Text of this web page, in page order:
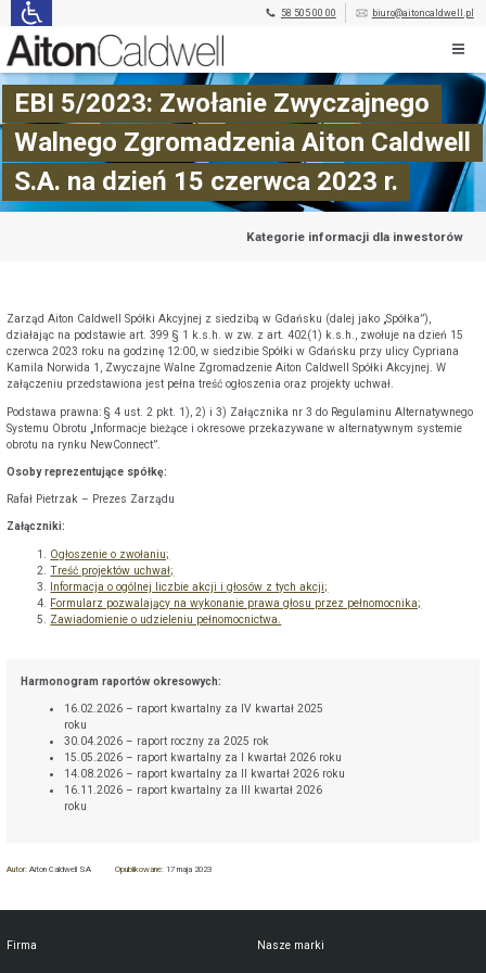
58 505 00 00 biuro@aitoncaldwell.pl
EBI 5/2023: Zwołanie Zwyczajnego
Walnego Zgromadzenia Aiton Caldwell
S.A. na dzień 15 czerwca 2023 r.
Kategorie informacji dla inwestorów
Zarząd Aiton Caldwell Spółki Akcyjnej z siedzibą w Gdańsku (dalej jako „Spółka”),
działając na podstawie art. 399 § 1 k.s.h. w zw. z art. 402(1) k.s.h., zwołuje na dzień 15
czerwca 2023 roku na godzinę 12:00, w siedzibie Spółki w Gdańsku przy ulicy Cypriana
Kamila Norwida 1, Zwyczajne Walne Zgromadzenie Aiton Caldwell Spółki Akcyjnej. W
załączeniu przedstawiona jest pełna treść ogłoszenia oraz projekty uchwał.
Podstawa prawna: § 4 ust. 2 pkt. 1), 2) i 3) Załącznika nr 3 do Regulaminu Alternatywnego
Systemu Obrotu „Informacje bieżące i okresowe przekazywane w alternatywnym systemie
obrotu na rynku NewConnect”.
Osoby reprezentujące spółkę:
Rafał Pietrzak – Prezes Zarządu
Załączniki:
Ogłoszenie o zwołaniu;
Treść projektów uchwał;
Informacja o ogólnej liczbie akcji i głosów z tych akcji;
Formularz pozwalający na wykonanie prawa głosu przez pełnomocnika;
Zawiadomienie o udzieleniu pełnomocnictwa.
Harmonogram raportów okresowych:
16.02.2026 – raport kwartalny za IV kwartał 2025
roku
30.04.2026 – raport roczny za 2025 rok
15.05.2026 – raport kwartalny za I kwartał 2026 roku
14.08.2026 – raport kwartalny za II kwartał 2026 roku
16.11.2026 – raport kwartalny za III kwartał 2026
roku
Autor:Aiton Caldwell SA Opublikowane: 17 maja 2023
Firma Nasze marki